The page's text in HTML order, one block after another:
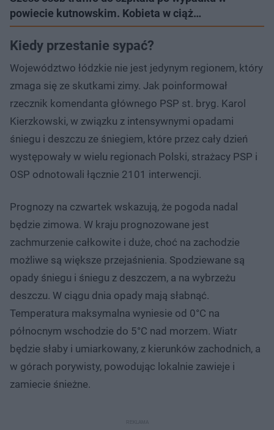
powiecie kutnowskim. Kobieta w ciąż…
Kiedy przestanie sypać?
Województwo łódzkie nie jest jedynym regionem, który
zmaga się ze skutkami zimy. Jak poinformował
rzecznik komendanta głównego PSP st. bryg. Karol
Kierzkowski, w związku z intensywnymi opadami
śniegu i deszczu ze śniegiem, które przez cały dzień
występowały w wielu regionach Polski, strażacy PSP i
OSP odnotowali łącznie 2101 interwencji.
Prognozy na czwartek wskazują, że pogoda nadal
będzie zimowa. W kraju prognozowane jest
zachmurzenie całkowite i duże, choć na zachodzie
możliwe są większe przejaśnienia. Spodziewane są
opady śniegu i śniegu z deszczem, a na wybrzeżu
deszczu. W ciągu dnia opady mają słabnąć.
Temperatura maksymalna wyniesie od 0°C na
północnym wschodzie do 5°C nad morzem. Wiatr
będzie słaby i umiarkowany, z kierunków zachodnich, a
w górach porywisty, powodując lokalnie zawieje i
zamiecie śnieżne.